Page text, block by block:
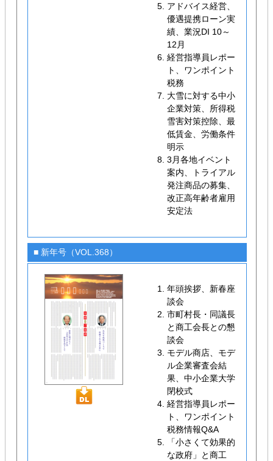
アドバイス経営、
優遇提携ローン実
績、業況DI 10～
12月
経営指導員レポー
ト、ワンポイント
税務
大雪に対する中小
企業対策、所得税
雪害対策控除、最
低賃金、労働条件
明示
3月各地イベント
案内、トライアル
発注商品の募集、
改正高年齢者雇用
安定法
■ 新年号（VOL.368）
年頭挨拶、新春座
談会
市町村長・同議長
と商工会長との懇
談会
モデル商店、モデ
ル企業審査会結
果、中小企業大学
閉校式
経営指導員レポー
ト、ワンポイント
税務情報Q&A
「小さくて効果的
な政府」と商工